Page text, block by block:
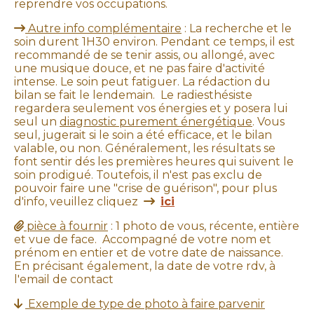
reprendre vos occupations.
 Autre info complémentaire : La recherche et le
soin durent 1H30 environ. Pendant ce temps, il est
recommandé de se tenir assis, ou allongé, avec
une musique douce, et ne pas faire d'activité
intense. Le soin peut fatiguer. La rédaction du
bilan se fait le lendemain. Le radiesthésiste
regardera seulement vos énergies et y posera lui
seul un diagnostic purement énergétique. Vous
seul, jugerait si le soin a été efficace, et le bilan
valable, ou non. Généralement, les résultats se
font sentir dés les premières heures qui suivent le
soin prodigué. Toutefois, il n'est pas exclu de
pouvoir faire une "crise de guérison", pour plus
d'info, veuillez cliquez  ici
 pièce à fournir : 1 photo de vous, récente, entière
et vue de face. Accompagné de votre nom et
prénom en entier et de votre date de naissance.
En précisant également, la date de votre rdv, à
l'email de contact
 Exemple de type de photo à faire parvenir